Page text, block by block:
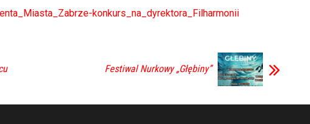
konkurs_na_dyrektora_Filharmonii
Festiwal Nurkowy „Głębiny”